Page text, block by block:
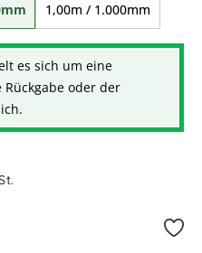
1,00m / 1.000mm
es sich um eine
oder der